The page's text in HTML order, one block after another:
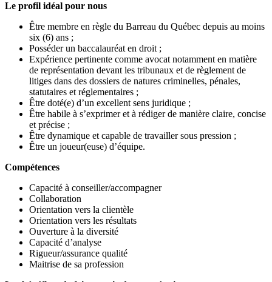
Le profil idéal pour nous
Être membre en règle du Barreau du Québec depuis au moins
six (6) ans ;
Posséder un baccalauréat en droit ;
Expérience pertinente comme avocat notamment en matière
de représentation devant les tribunaux et de règlement de
litiges dans des dossiers de natures criminelles, pénales,
statutaires et réglementaires ;
Être doté(e) d’un excellent sens juridique ;
Être habile à s’exprimer et à rédiger de manière claire, concise
et précise ;
Être dynamique et capable de travailler sous pression ;
Être un joueur(euse) d’équipe.
Compétences
Capacité à conseiller/accompagner
Collaboration
Orientation vers la clientèle
Orientation vers les résultats
Ouverture à la diversité
Capacité d’analyse
Rigueur/assurance qualité
Maitrise de sa profession